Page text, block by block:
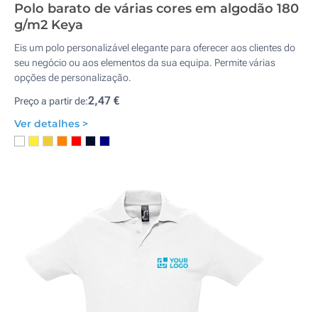
Polo barato de várias cores em algodão 180
g/m2 Keya
Eis um polo personalizável elegante para oferecer aos clientes do
seu negócio ou aos elementos da sua equipa. Permite várias
opções de personalização.
Preço a partir de:2,47 €
Ver detalhes >